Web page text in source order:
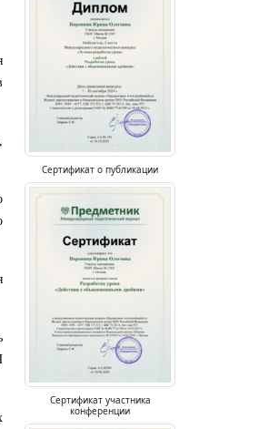
Сертификат о публикации
Сертификат участника
конференции